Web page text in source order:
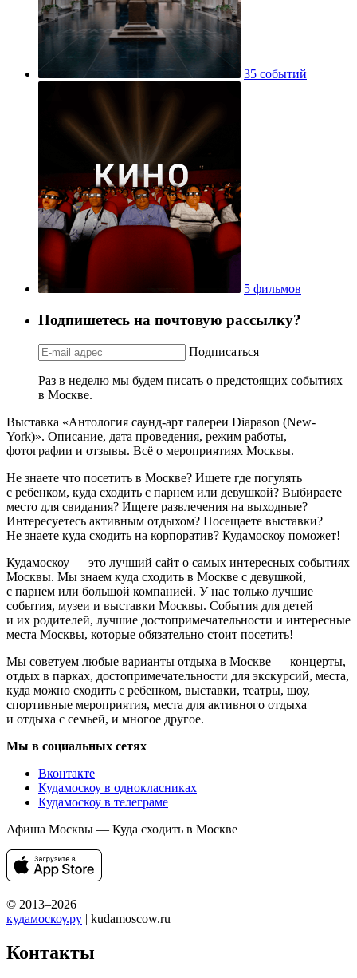
35 событий
5 фильмов
Подпишетесь на почтовую рассылку?
Подписаться
Раз в неделю мы будем писать о предстоящих событиях
в Москве.
Выставка «Антология саунд-арт галереи Diapason (New-
York)». Описание, дата проведения, режим работы,
фотографии и отзывы. Всё о мероприятиях Москвы.
Не знаете что посетить в Москве? Ищете где погулять
с ребенком, куда сходить с парнем или девушкой? Выбираете
место для свидания? Ищете развлечения на выходные?
Интересуетесь активным отдыхом? Посещаете выставки?
Не знаете куда сходить на корпоратив? Кудамоскоу поможет!
Кудамоскоу — это лучший сайт о самых интересных событиях
Москвы. Мы знаем куда сходить в Москве с девушкой,
с парнем или большой компанией. У нас только лучшие
события, музеи и выставки Москвы. События для детей
и их родителей, лучшие достопримечательности и интересные
места Москвы, которые обязательно стоит посетить!
Мы советуем любые варианты отдыха в Москве — концерты,
отдых в парках, достопримечательности для экскурсий, места,
куда можно сходить с ребенком, выставки, театры, шоу,
спортивные мероприятия, места для активного отдыха
и отдыха с семьей, и многое другое.
Мы в социальных сетях
Вконтакте
Кудамоскоу в однокласниках
Кудамоскоу в телеграме
Афиша Москвы — Куда сходить в Москве
© 2013–2026
кудамоскоу.ру | kudamoscow.ru
Контакты